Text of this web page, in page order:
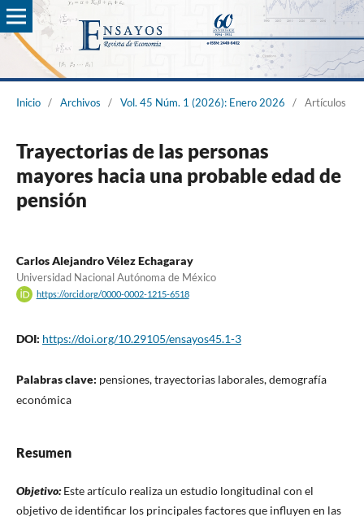
Inicio / Archivos / Vol. 45 Núm. 1 (2026): Enero 2026 / Artículos
Trayectorias de las personas
mayores hacia una probable edad de
pensión
Carlos Alejandro Vélez Echagaray
Universidad Nacional Autónoma de México
https://orcid.org/0000-0002-1215-6518
DOI: https://doi.org/10.29105/ensayos45.1-3
Palabras clave: pensiones, trayectorias laborales, demografía
económica
Resumen
Objetivo:Este artículo realiza un estudio longitudinal con el
objetivo de identificar los principales factores que influyen en las